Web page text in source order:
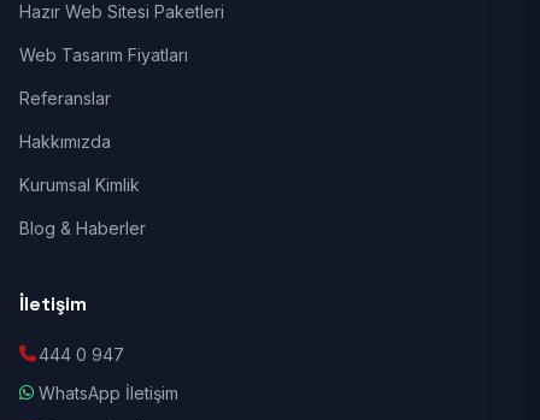
Hazır Web Sitesi Paketleri
Web Tasarım Fiyatları
Referanslar
Hakkımızda
Kurumsal Kimlik
Blog & Haberler
İletişim
444 0 947
WhatsApp İletişim